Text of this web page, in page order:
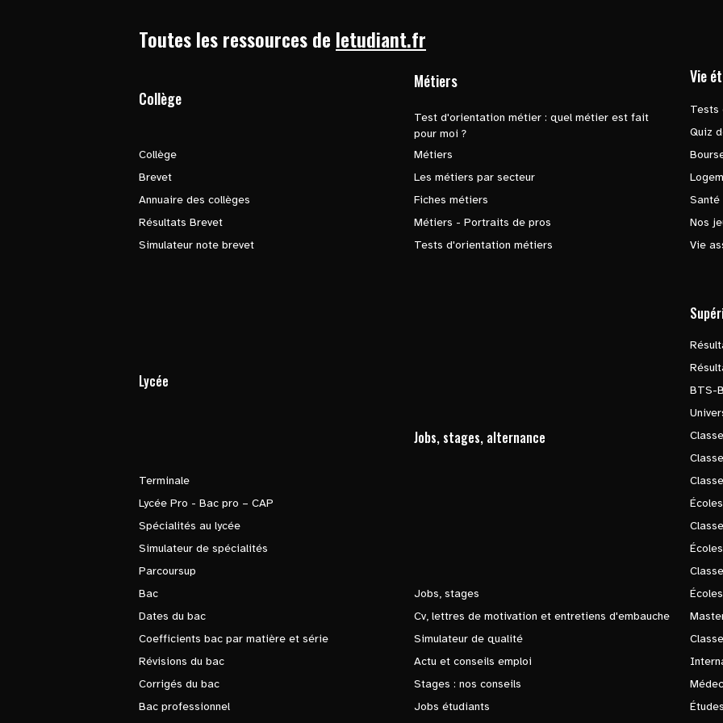
Toutes les ressources de letudiant.fr
Collège
Collège
Brevet
Annuaire des collèges
Résultats Brevet
Simulateur note brevet
Métiers
Test d'orientation métier : quel métier est fait
pour moi ?
Métiers
Les métiers par secteur
Fiches métiers
Métiers - Portraits de pros
Tests d'orientation métiers
Vie
Tests
Quiz
Santé
Nos
Vie
Lycée
Terminale
Lycée Pro - Bac pro – CAP
Spécialités au lycée
Simulateur de spécialités
Parcoursup
Bac
Dates du bac
Coefficients bac par matière et série
Révisions du bac
Corrigés du bac
Bac professionnel
Jobs, stages, alternance
Jobs, stages
Cv, lettres de motivation et entretiens d'embauche
Simulateur de qualité
Actu et conseils emploi
Stages : nos conseils
Jobs étudiants
BTS-